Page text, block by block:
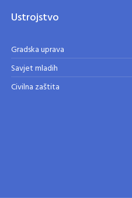
Ustrojstvo
Gradska uprava
Savjet mladih
Civilna zaštita